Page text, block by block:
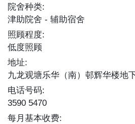
院舍种类:
津助院舍
辅助宿舍
照顾程度:
低度照顾
地址:
九龙观塘乐华（南）邨辉华楼地
电话号码:
3590 5470
每月基本收费: